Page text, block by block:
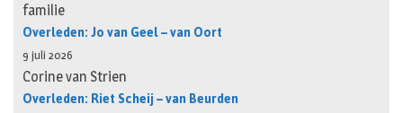
familie
Overleden: Jo van Geel – van Oort
9 juli 2026
Corine van Strien
Overleden: Riet Scheij – van Beurden